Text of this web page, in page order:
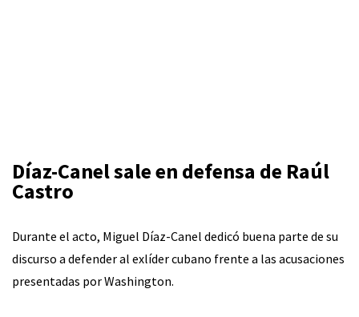
Díaz-Canel sale en defensa de Raúl
Castro
Durante el acto, Miguel Díaz-Canel dedicó buena parte de su
discurso a defender al exlíder cubano frente a las acusaciones
presentadas por Washington.